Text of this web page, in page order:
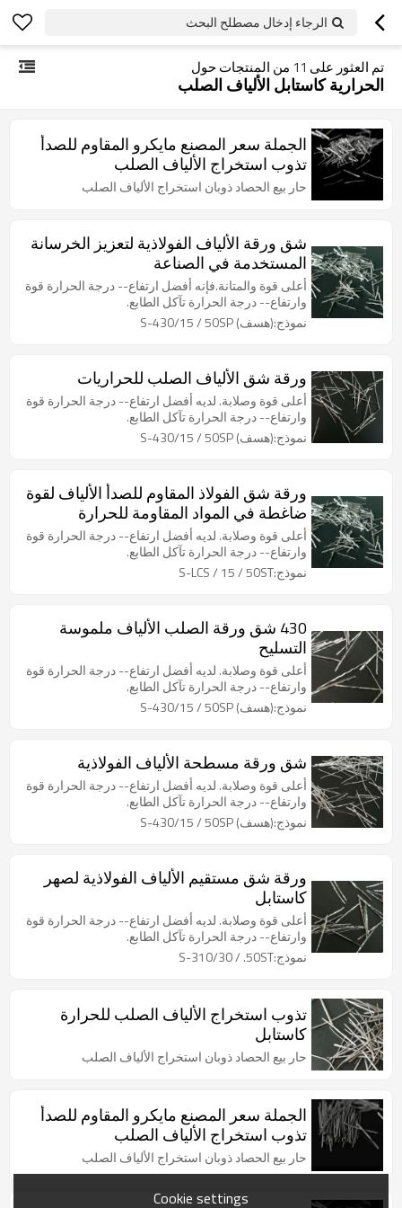
الرجاء إدخال مصطلح البحث
تم العثور على 11 من المنتجات حول
الحرارية كاستابل الألياف الصلب
الجملة سعر المصنع مايكرو المقاوم للصدأ
تذوب استخراج الألياف الصلب
حار بيع الحصاد ذوبان استخراج الألياف الصلب
شق ورقة الألياف الفولاذية لتعزيز الخرسانة
المستخدمة في الصناعة
أعلى قوة والمتانة.فإنه أفضل ارتفاع-- درجة الحرارة قوة
وارتفاع-- درجة الحرارة تآكل الطابع.
نموذج:(هسف) S-430/15 / 50SP
ورقة شق الألياف الصلب للحراريات
أعلى قوة وصلابة. لديه أفضل ارتفاع-- درجة الحرارة قوة
وارتفاع-- درجة الحرارة تآكل الطابع.
نموذج:(هسف) S-430/15 / 50SP
ورقة شق الفولاذ المقاوم للصدأ الألياف لقوة
ضاغطة في المواد المقاومة للحرارة
أعلى قوة وصلابة. لديه أفضل ارتفاع-- درجة الحرارة قوة
وارتفاع-- درجة الحرارة تآكل الطابع.
نموذج:S-LCS / 15 / 50ST
430 شق ورقة الصلب الألياف ملموسة
التسليح
أعلى قوة وصلابة. لديه أفضل ارتفاع-- درجة الحرارة قوة
وارتفاع-- درجة الحرارة تآكل الطابع.
نموذج:(هسف) S-430/15 / 50SP
شق ورقة مسطحة الألياف الفولاذية
أعلى قوة وصلابة. لديه أفضل ارتفاع-- درجة الحرارة قوة
وارتفاع-- درجة الحرارة تآكل الطابع.
نموذج:(هسف) S-430/15 / 50SP
ورقة شق مستقيم الألياف الفولاذية لصهر
كاستابل
أعلى قوة وصلابة. لديه أفضل ارتفاع-- درجة الحرارة قوة
وارتفاع-- درجة الحرارة تآكل الطابع.
نموذج:S-310/30 / .50ST
تذوب استخراج الألياف الصلب للحرارة
كاستابل
حار بيع الحصاد ذوبان استخراج الألياف الصلب
الجملة سعر المصنع مايكرو المقاوم للصدأ
تذوب استخراج الألياف الصلب
حار بيع الحصاد ذوبان استخراج الألياف الصلب
Cookie settings